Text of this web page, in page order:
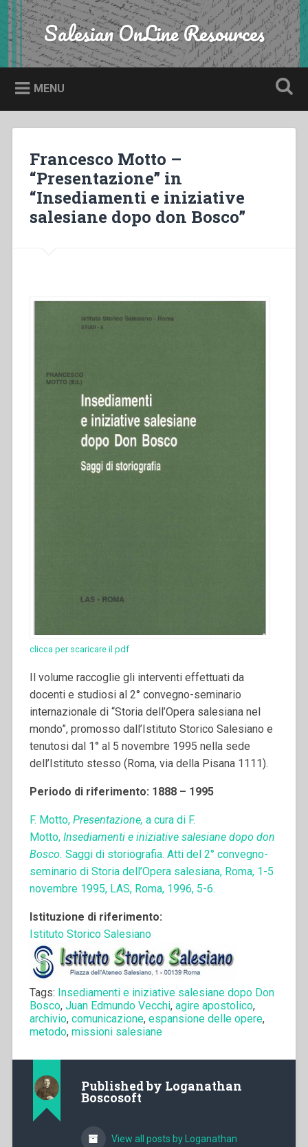
Skip
to
content
Search Salesian OnLine Resources
MENU
Francesco Motto –
“Presentazione” in
“Insediamenti e iniziative
salesiane dopo don Bosco”
clicca per scaricare il pdf
Il volume raccoglie gli interventi effettuati da
docenti e studiosi al 2° convegno-seminario
internazionale di “Storia dell’Opera salesiana nel
mondo”, promosso dall’Istituto Storico Salesiano e
tenutosi dal 1° al 5 novembre 1995 nella sede
dell’Istituto stesso (Roma, via della Pisana 1111).
Periodo di riferimento: 1888 – 1995
F. Motto, Presentazione, a cura di F.
Motto, Insediamenti e iniziative salesiane dopo don
Bosco. Saggi di storiografia. Atti del 2° convegno-
seminario di Storia dell’Opera salesiana, Roma, 1-5
novembre 1995, LAS, Roma, 1996, 5-6.
Istituzione di riferimento:
Istituto Storico Salesiano
Tags: Insediamenti e iniziative salesiane dopo Don
Bosco, Juan Edmundo Vecchi, agire apostolico,
archivio, comunicazione, espansione delle opere,
metodo, missioni salesiane
Published by Loganathan
Boscosoft
View all posts by Loganathan